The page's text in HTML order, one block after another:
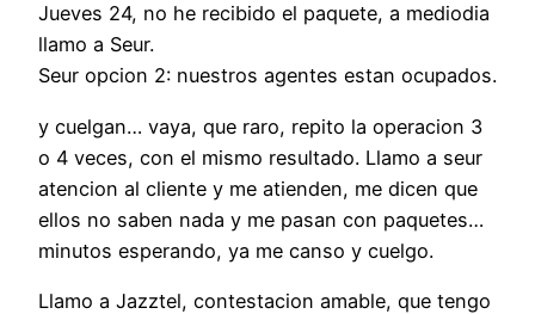
Jueves 24, no he recibido el paquete, a mediodia
llamo a Seur.
Seur opcion 2: nuestros agentes estan ocupados.
y cuelgan… vaya, que raro, repito la operacion 3
o 4 veces, con el mismo resultado. Llamo a seur
atencion al cliente y me atienden, me dicen que
ellos no saben nada y me pasan con paquetes…
minutos esperando, ya me canso y cuelgo.
Llamo a Jazztel, contestacion amable, que tengo